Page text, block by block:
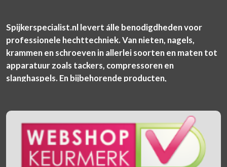
Spijkerspecialist.nl levert álle benodigdheden voor
professionele hechttechniek. Van nieten, nagels,
krammen en schroeven in allerlei soorten en maten tot
apparatuur zoals tackers, compressoren en
slanghaspels. En bijbehorende producten,